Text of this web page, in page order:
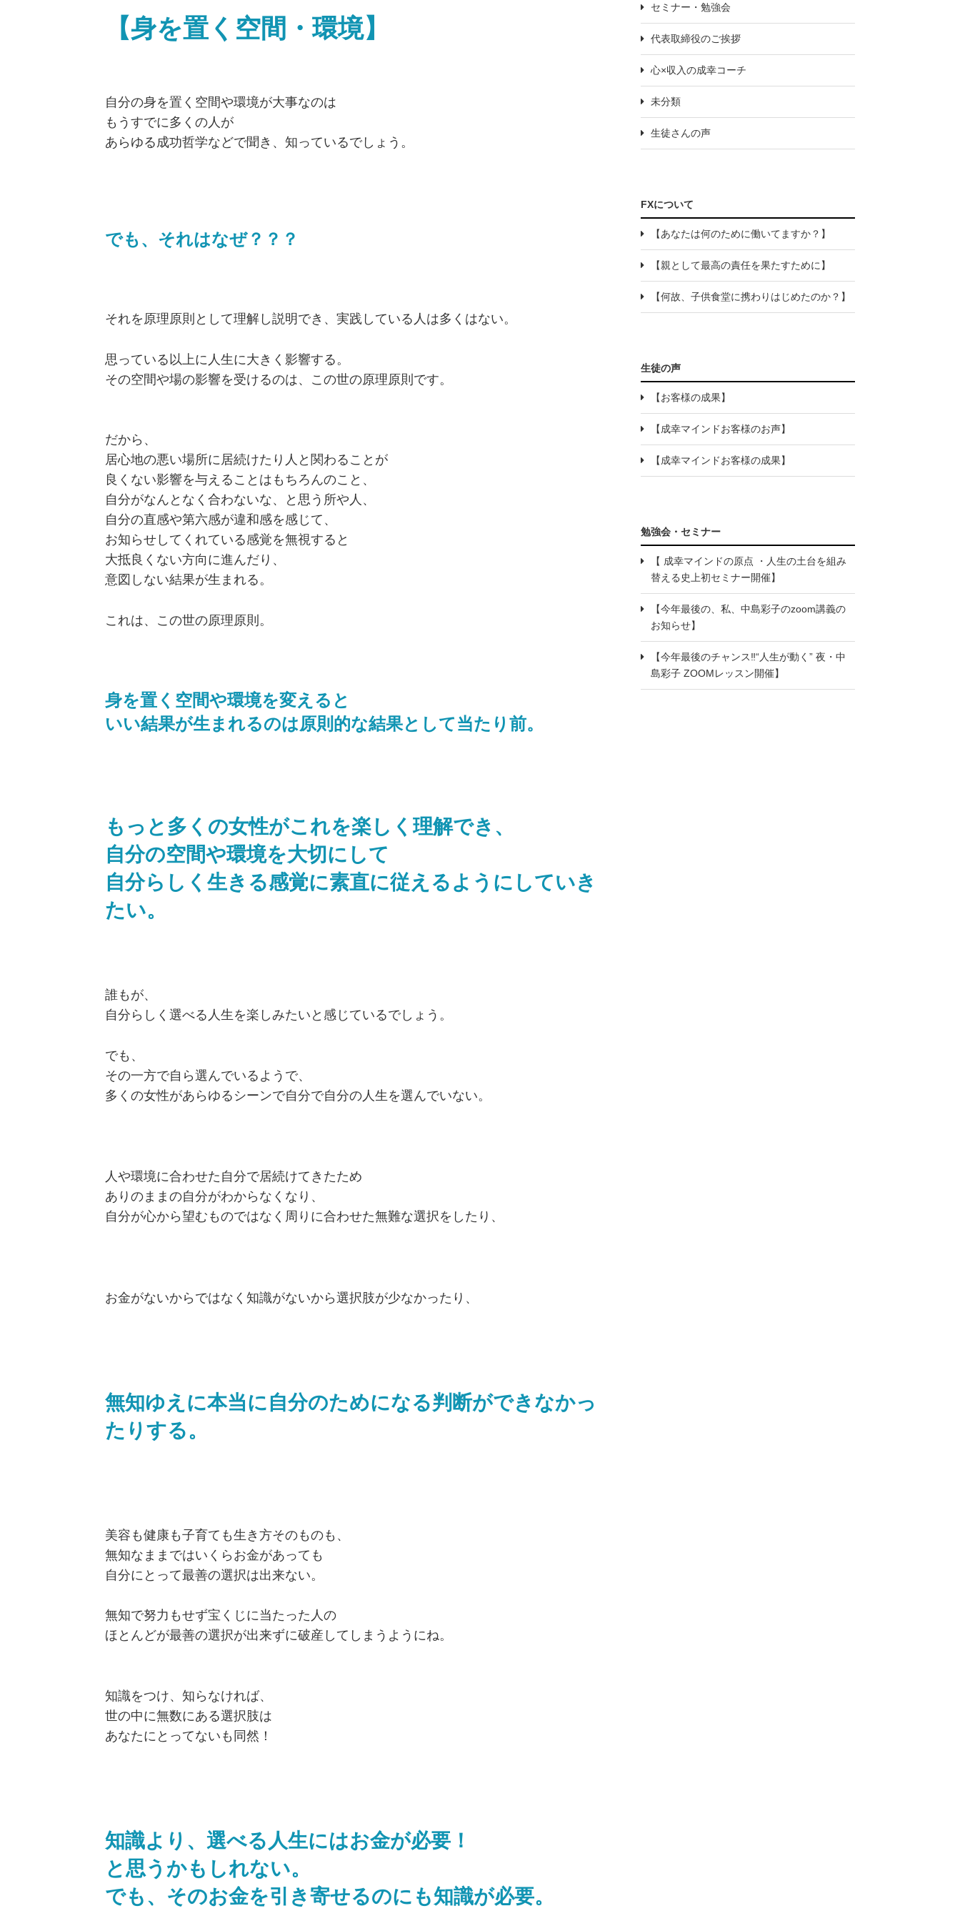
【身を置く空間・環境】
自分の身を置く空間や環境が大事なのは
もうすでに多くの人が
あらゆる成功哲学などで聞き、知っているでしょう。
でも、それはなぜ？？？
それを原理原則として理解し説明でき、実践している人は多くはない。
思っている以上に人生に大きく影響する。
その空間や場の影響を受けるのは、この世の原理原則です。
だから、
居心地の悪い場所に居続けたり人と関わることが
良くない影響を与えることはもちろんのこと、
自分がなんとなく合わないな、と思う所や人、
自分の直感や第六感が違和感を感じて、
お知らせしてくれている感覚を無視すると
大抵良くない方向に進んだり、
意図しない結果が生まれる。
これは、この世の原理原則。
身を置く空間や環境を変えると
いい結果が生まれるのは原則的な結果として当たり前。
もっと多くの女性がこれを楽しく理解でき、
自分の空間や環境を大切にして
自分らしく生きる感覚に素直に従えるようにしていき
たい。
誰もが、
自分らしく選べる人生を楽しみたいと感じているでしょう。
でも、
その一方で自ら選んでいるようで、
多くの女性があらゆるシーンで自分で自分の人生を選んでいない。
人や環境に合わせた自分で居続けてきたため
ありのままの自分がわからなくなり、
自分が心から望むものではなく周りに合わせた無難な選択をしたり、
お金がないからではなく知識がないから選択肢が少なかったり、
無知ゆえに本当に自分のためになる判断ができなかっ
たりする。
美容も健康も子育ても生き方そのものも、
無知なままではいくらお金があっても
自分にとって最善の選択は出来ない。
無知で努力もせず宝くじに当たった人の
ほとんどが最善の選択が出来ずに破産してしまうようにね。
知識をつけ、知らなければ、
世の中に無数にある選択肢は
あなたにとってないも同然！
知識より、選べる人生にはお金が必要！
と思うかもしれない。
でも、そのお金を引き寄せるのにも知識が必要。
セミナー・勉強会
代表取締役のご挨拶
心×収入の成幸コーチ
未分類
生徒さんの声
FXについて
【あなたは何のために働いてますか？】
【親として最高の責任を果たすために】
【何故、子供食堂に携わりはじめたのか？】
生徒の声
【お客様の成果】
【成幸マインドお客様のお声】
【成幸マインドお客様の成果】
勉強会・セミナー
【 成幸マインドの原点 ・人生の土台を組み
替える史上初セミナー開催】
【今年最後の、私、中島彩子のzoom講義の
お知らせ】
【今年最後のチャンス‼“人生が動く” 夜・中
島彩子 ZOOMレッスン開催】